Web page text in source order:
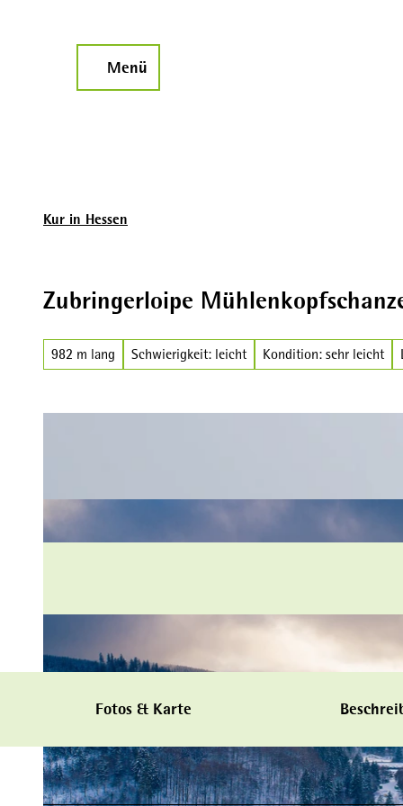
Menü
Kur in Hessen
Zubringerloipe
982 m lang Schwierigkeit: leicht Kondition: sehr leicht
Fotos & Karte